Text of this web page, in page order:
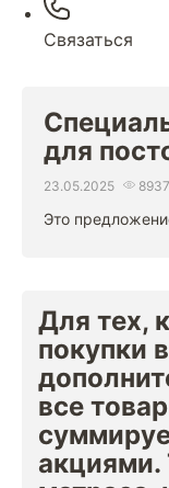
Связаться
для
23.05.2025 8937
Это
Для тех,
покупки
все
акциями.